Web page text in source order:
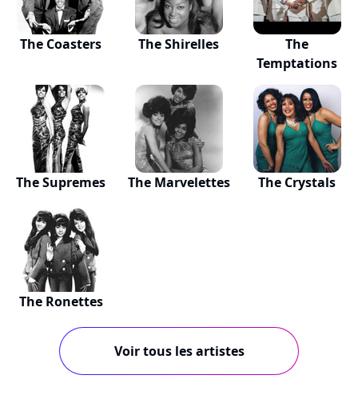
The Coasters The Shirelles
The
Temptations
The Supremes The Marvelettes The Crystals
The Ronettes
Voir tous les artistes